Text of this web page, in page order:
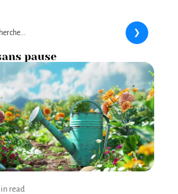
pause
read